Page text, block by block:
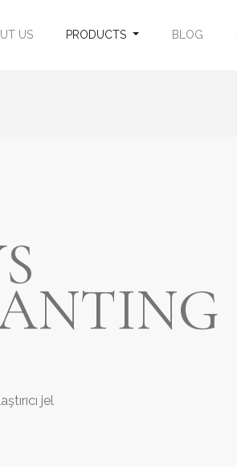
US PRODUCTS BLOG
jel